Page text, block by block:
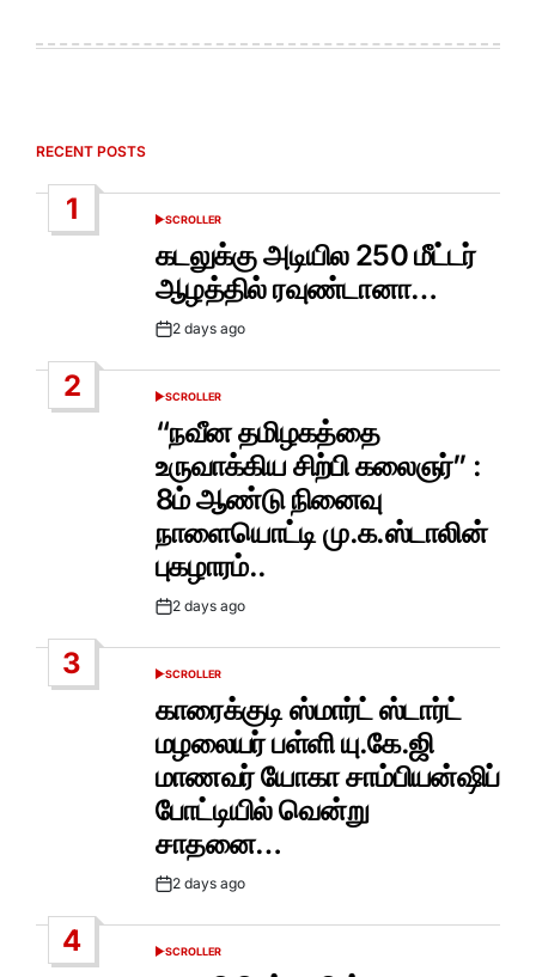
RECENT POSTS
1
POSTED
SCROLLER
கடலுக்கு அடியில 250 மீட்டர்
ஆழத்தில் ரவுண்டானா…
Post2 days ago
2
POSTED
IN
SCROLLER
“நவீன தமிழகத்தை
உருவாக்கிய சிற்பி கலைஞர்” :
8ம் ஆண்டு நினைவு
நாளையொட்டி மு.க.ஸ்டாலின்
புகழாரம்..
Post2 days ago
3
POSTED
SCROLLER
காரைக்குடி ஸ்மார்ட் ஸ்டார்ட்
மழலையர் பள்ளி யு.கே.ஜி
மாணவர் யோகா சாம்பியன்ஷிப்
போட்டியில் வென்று
சாதனை…
Post2 days ago
4
POSTED
SCROLLER